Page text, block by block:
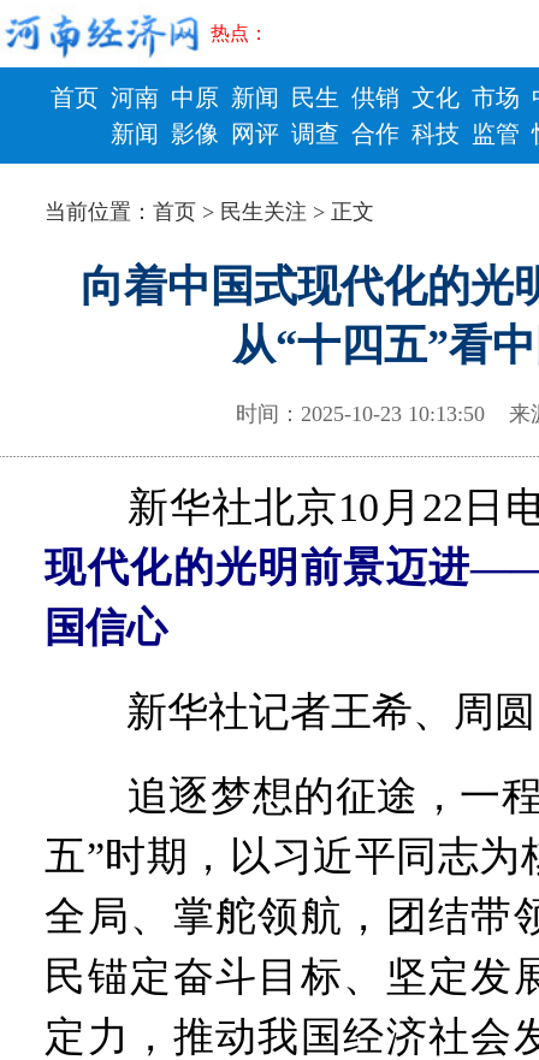
热点：
首页 河南
新闻
中原
影像
新闻
网评
民生
调查
供销
合作
文化
科技
市场
监管
财政 健康
当前位置：首页 > 民生关注 > 正文
向着中国式现代化的
从“十四五”看
时间：2025-10-23 10:13:50
新华社北京10月22日
现代化的光明前景迈进
国信心
新华社记者王希、周圆
追逐梦想的征途，一程
五”时期，以习近平同志为
全局、掌舵领航，团结带
民锚定奋斗目标、坚定发
定力，推动我国经济社会